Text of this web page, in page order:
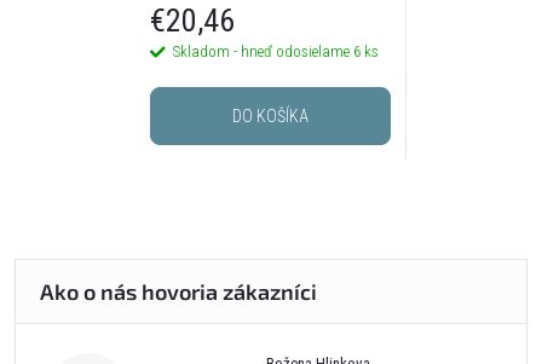
€20,46
Skladom - hneď odosielame 6 ks
DO KOŠÍKA